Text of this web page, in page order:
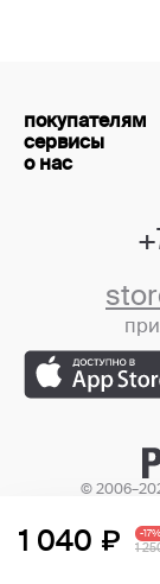
1 040 -17%
1
покупателям
сервисы
о нас
©